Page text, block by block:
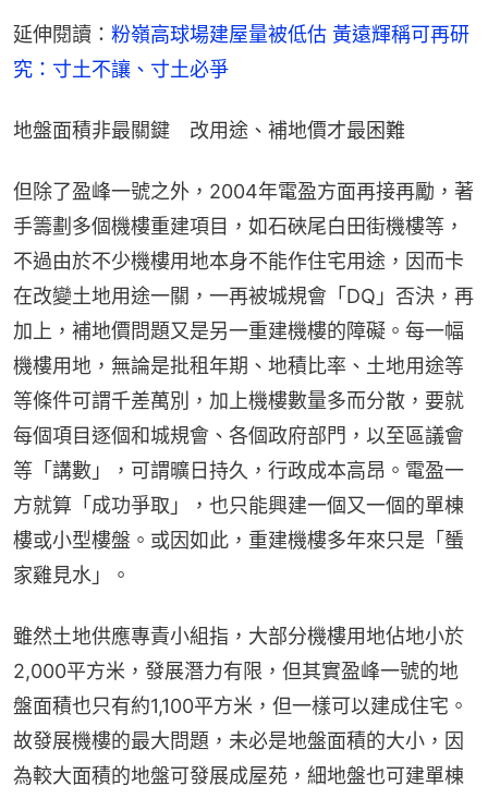
延伸閱讀： 粉嶺高球場建屋量被低估 黃遠輝稱可再研
究：寸土不讓、寸土必爭
地盤面積非最關鍵　改用途、補地價才最困難
但除了盈峰一號之外，2004年電盈方面再接再勵，著
手籌劃多個機樓重建項目，如石硤尾白田街機樓等，
不過由於不少機樓用地本身不能作住宅用途，因而卡
在改變土地用途一關，一再被城規會「DQ」否決，再
加上，補地價問題又是另一重建機樓的障礙。每一幅
機樓用地，無論是批租年期、地積比率、土地用途等
等條件可謂千差萬別，加上機樓數量多而分散，要就
每個項目逐個和城規會、各個政府部門，以至區議會
等「講數」，可謂曠日持久，行政成本高昂。電盈一
方就算「成功爭取」，也只能興建一個又一個的單棟
樓或小型樓盤。或因如此，重建機樓多年來只是「蜑
家雞見水」。
雖然土地供應專責小組指，大部分機樓用地佔地小於
2,000平方米，發展潛力有限，但其實盈峰一號的地
盤面積也只有約1,100平方米，但一樣可以建成住宅。
故發展機樓的最大問題，未必是地盤面積的大小，因
為較大面積的地盤可發展成屋苑，細地盤也可建單棟